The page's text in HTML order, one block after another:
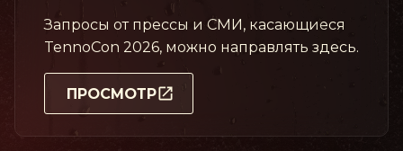
Запросы от прессы и СМИ, касающиеся
TennoCon 2026, можно направлять здесь.
ПРОСМОТР